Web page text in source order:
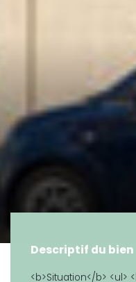
Descriptif du bien
<b>Situation</b> <ul>